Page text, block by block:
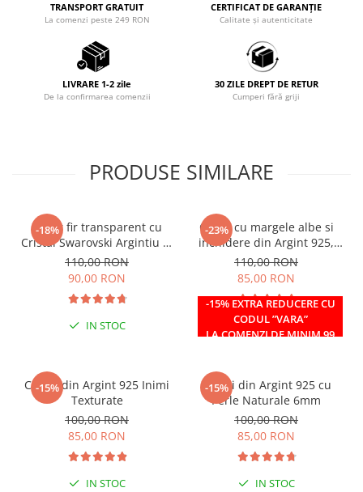
TRANSPORT GRATUIT
La comenzi peste 249 RON
CERTIFICAT DE GARANȚIE
Calitate și autenticitate
LIVRARE 1-2 zile
De la confirmarea comenzii
30 ZILE DREPT DE RETUR
Cumperi fără griji
PRODUSE SIMILARE
-18%
Colier fir transparent cu
Cristal Swarovski Argintiu in
Caseta din Argint 925
110,00 RON
90,00 RON
IN STOC
-23%
-15% EXTRA REDUCERE CU
CODUL ”VARA”
LA COMENZI DE MINIM 99
Colier cu margele albe si
inchidere din Argint 925,
reglabil 38-41 cm
110,00 RON
85,00 RON
IN STOC
-15%
Cercei din Argint 925 Inimi
Texturate
100,00 RON
85,00 RON
IN STOC
-15%
Cercei din Argint 925 cu
Perle Naturale 6mm
100,00 RON
85,00 RON
IN STOC